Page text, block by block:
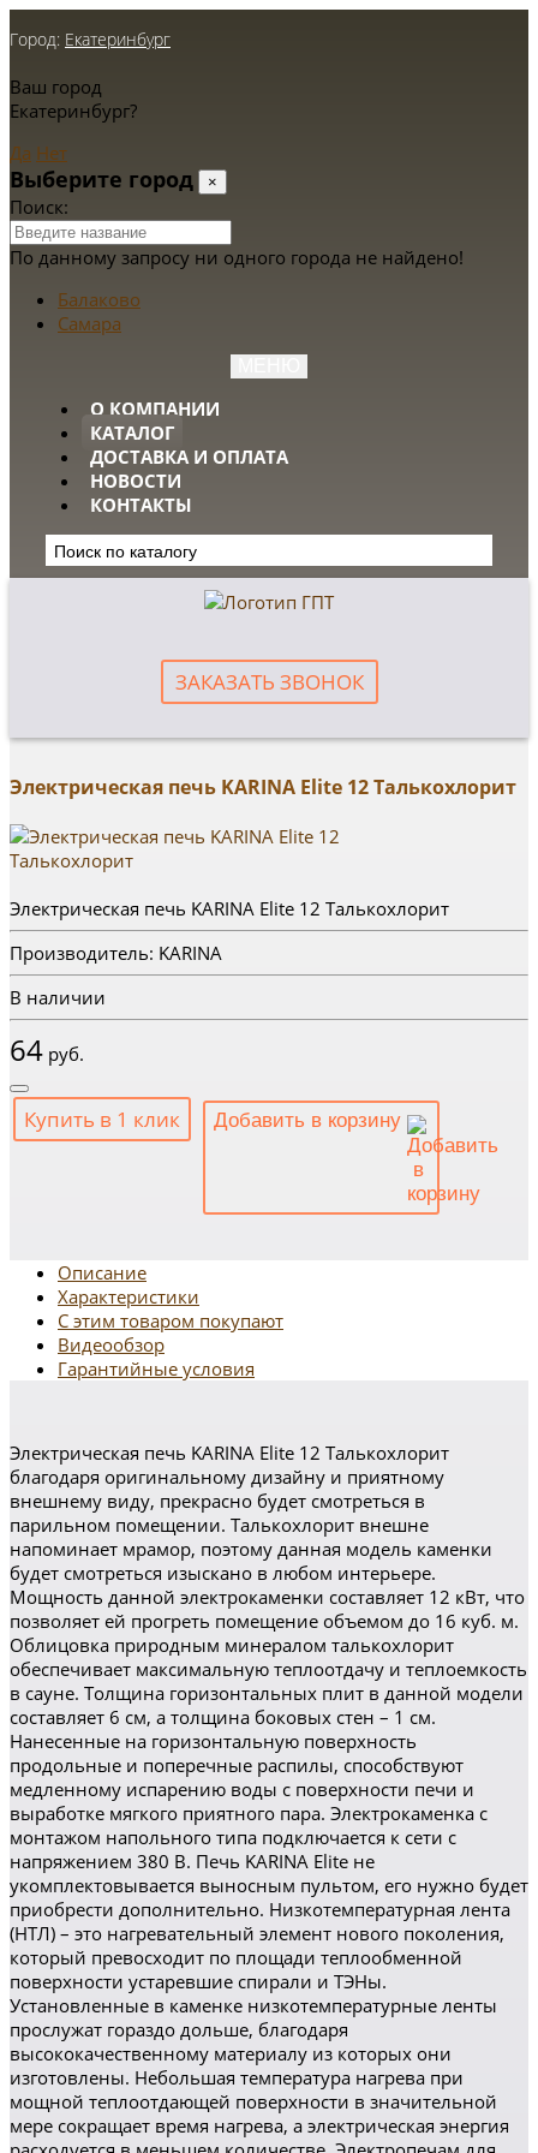
Город: Екатеринбург
Ваш город
Екатеринбург?
Да Нет
Выберите город ×
Поиск:
По данному запросу ни одного города не найдено!
Балаково
Самара
О КОМПАНИИ
КАТАЛОГ
ДОСТАВКА И ОПЛАТА
НОВОСТИ
КОНТАКТЫ
ЗАКАЗАТЬ ЗВОНОК
Электрическая печь KARINA Elite 12 Талькохлорит
Электрическая печь KARINA Elite 12 Талькохлорит
Производитель: KARINA
В наличии
64 руб.
Купить в 1 клик Добавить в корзину
Описание
Характеристики
С этим товаром покупают
Видеообзор
Гарантийные условия
Электрическая печь KARINA Elite 12 Талькохлорит
благодаря оригинальному дизайну и приятному
внешнему виду, прекрасно будет смотреться в
парильном помещении. Талькохлорит внешне
напоминает мрамор, поэтому данная модель каменки
будет смотреться изыскано в любом интерьере.
Мощность данной электрокаменки составляет 12 кВт, что
позволяет ей прогреть помещение объемом до 16 куб. м.
Облицовка природным минералом талькохлорит
обеспечивает максимальную теплоотдачу и теплоемкость
в сауне. Толщина горизонтальных плит в данной модели
составляет 6 см, а толщина боковых стен – 1 см.
Нанесенные на горизонтальную поверхность
продольные и поперечные распилы, способствуют
медленному испарению воды с поверхности печи и
выработке мягкого приятного пара. Электрокаменка с
монтажом напольного типа подключается к сети с
напряжением 380 В. Печь KARINA Elite не
укомплектовывается выносным пультом, его нужно будет
приобрести дополнительно. Низкотемпературная лента
(НТЛ) – это нагревательный элемент нового поколения,
который превосходит по площади теплообменной
поверхности устаревшие спирали и ТЭНы.
Установленные в каменке низкотемпературные ленты
прослужат гораздо дольше, благодаря
высококачественному материалу из которых они
изготовлены. Небольшая температура нагрева при
мощной теплоотдающей поверхности в значительной
мере сокращает время нагрева, а электрическая энергия